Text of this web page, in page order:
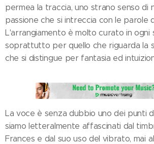
permea la traccia, uno strano senso di
passione che si intreccia con le parole
L'arrangiamento è molto curato in ogni
soprattutto per quello che riguarda la
che si distingue per fantasia ed
La voce è senza dubbio uno dei punti
siamo letteralmente affascinati dal
Frances e dal suo uso del vibrato, mai